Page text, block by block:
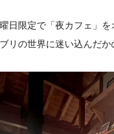
日限定で「夜カフェ」
リの世界に迷い込んだか